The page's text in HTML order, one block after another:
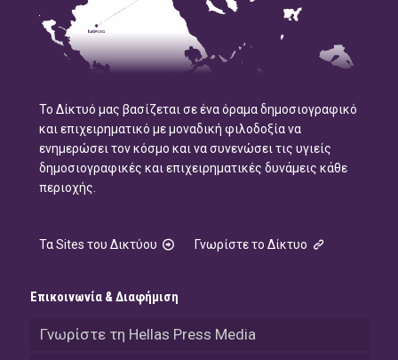
Το Δίκτυό μας βασίζεται σε ένα όραμα δημοσιογραφικό
και επιχειρηματικό με μοναδική φιλοδοξία να
ενημερώσει τον κόσμο και να συνενώσει τις υγιείς
δημοσιογραφικές και επιχειρηματικές δυνάμεις κάθε
περιοχής.
Τα Sites του Δικτύου Γνωρίστε το Δίκτυο
Επικοινωνία & Διαφήμιση
Γνωρίστε τη Hellas Press Media